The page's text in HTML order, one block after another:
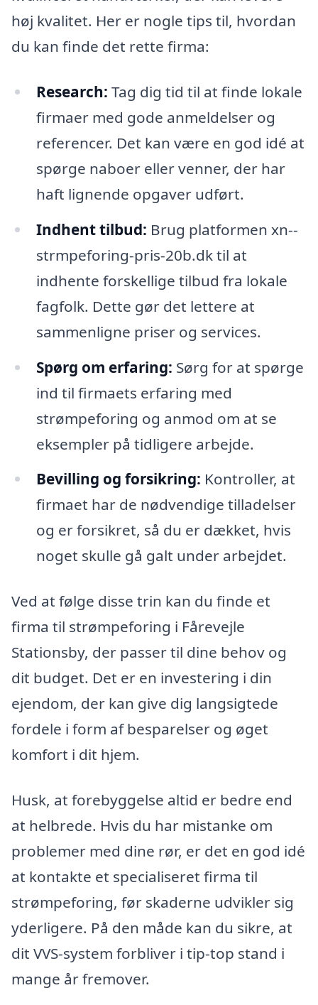
høj kvalitet. Her er nogle tips til, hvordan
du kan finde det rette firma:
Research: Tag dig tid til at finde lokale
firmaer med gode anmeldelser og
referencer. Det kan være en god idé at
spørge naboer eller venner, der har
haft lignende opgaver udført.
Indhent tilbud: Brug platformen xn--
strmpeforing-pris-20b.dk til at
indhente forskellige tilbud fra lokale
fagfolk. Dette gør det lettere at
sammenligne priser og services.
Spørg om erfaring: Sørg for at spørge
ind til firmaets erfaring med
strømpeforing og anmod om at se
eksempler på tidligere arbejde.
Bevilling og forsikring: Kontroller, at
firmaet har de nødvendige tilladelser
og er forsikret, så du er dækket, hvis
noget skulle gå galt under arbejdet.
Ved at følge disse trin kan du finde et
firma til strømpeforing i Fårevejle
Stationsby, der passer til dine behov og
dit budget. Det er en investering i din
ejendom, der kan give dig langsigtede
fordele i form af besparelser og øget
komfort i dit hjem.
Husk, at forebyggelse altid er bedre end
at helbrede. Hvis du har mistanke om
problemer med dine rør, er det en god idé
at kontakte et specialiseret firma til
strømpeforing, før skaderne udvikler sig
yderligere. På den måde kan du sikre, at
dit VVS-system forbliver i tip-top stand i
mange år fremover.